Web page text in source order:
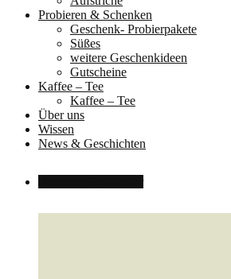
Probieren & Schenken
Geschenk- Probierpakete
Süßes
weitere Geschenkideen
Gutscheine
Kaffee – Tee
Kaffee – Tee
Über uns
Wissen
News & Geschichten